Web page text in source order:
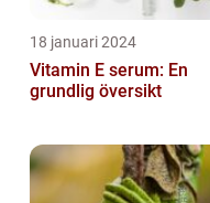
18 januari 2024
Vitamin E serum: En
grundlig översikt